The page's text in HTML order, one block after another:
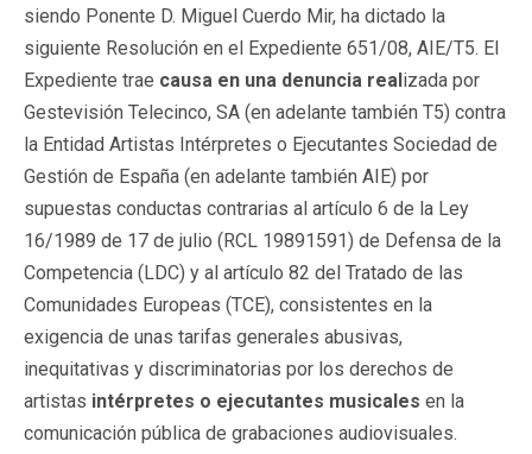
siendo Ponente D. Miguel Cuerdo Mir, ha dictado la
siguiente Resolución en el Expediente 651/08, AIE/T5. El
Expediente trae causa en una denuncia realizada por
Gestevisión Telecinco, SA (en adelante también T5) contra
la Entidad Artistas Intérpretes o Ejecutantes Sociedad de
Gestión de España (en adelante también AIE) por
supuestas conductas contrarias al artículo 6 de la Ley
16/1989 de 17 de julio (RCL 19891591) de Defensa de la
Competencia (LDC) y al artículo 82 del Tratado de las
Comunidades Europeas (TCE), consistentes en la
exigencia de unas tarifas generales abusivas,
inequitativas y discriminatorias por los derechos de
artistas intérpretes o ejecutantes musicales en la
comunicación pública de grabaciones audiovisuales.